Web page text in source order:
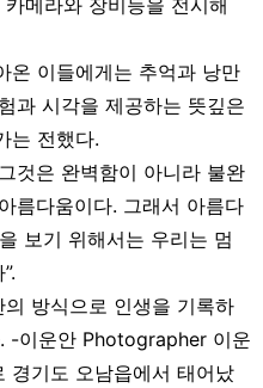
메라와 장비등을 전시해
온 이들에게는 추억과 낭만
과 시각을 제공하는 뜻깊은
는 전했다.
것은 완벽함이 아니라 불완
름다움이다. 그래서 아름다
보기 위해서는 우리는 멈
방식으로 인생을 기록하
-이운안 Photographer 이운
경기도 오남읍에서 태어났